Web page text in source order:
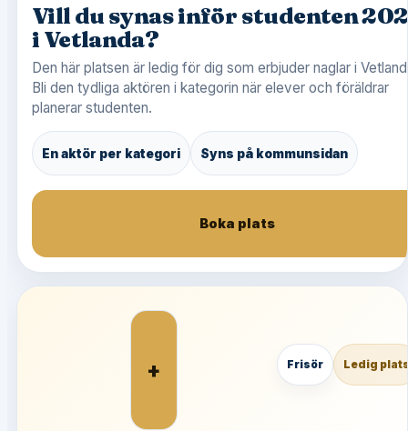
Vill du synas inför studenten
i Vetlanda?
Den här platsen är ledig för dig som erbjuder naglar i
Bli den tydliga aktören i kategorin när elever och föräldrar
planerar studenten.
En aktör per kategori Syns på kommunsidan
Boka plats
+ Frisör Ledig